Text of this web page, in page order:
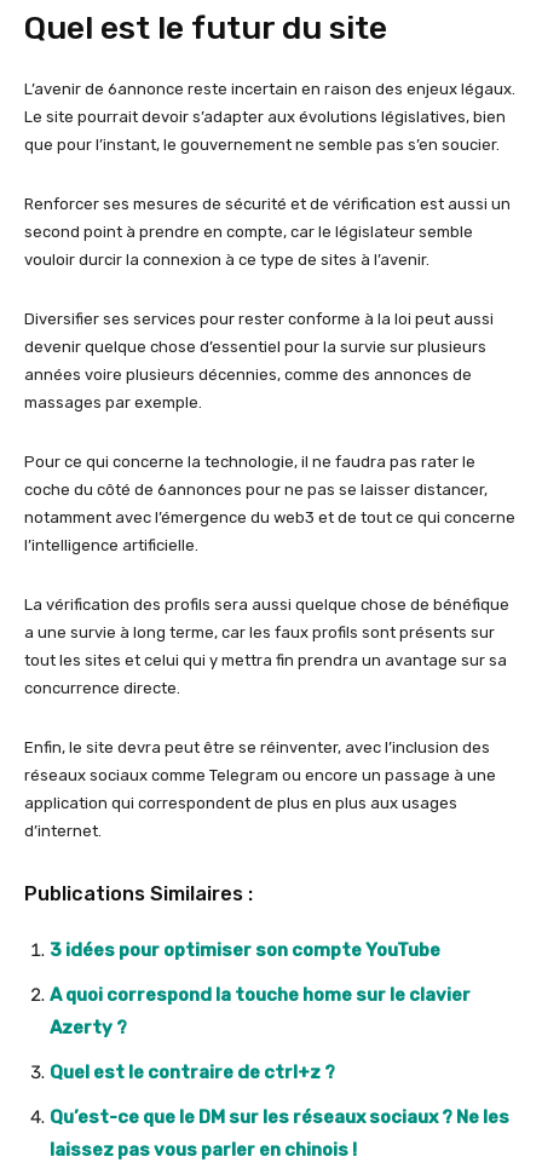
Quel est le futur du site
L’avenir de 6annonce reste incertain en raison des enjeux légaux.
Le site pourrait devoir s’adapter aux évolutions législatives, bien
que pour l’instant, le gouvernement ne semble pas s’en soucier.
Renforcer ses mesures de sécurité et de vérification est aussi un
second point à prendre en compte, car le législateur semble
vouloir durcir la connexion à ce type de sites à l’avenir.
Diversifier ses services pour rester conforme à la loi peut aussi
devenir quelque chose d’essentiel pour la survie sur plusieurs
années voire plusieurs décennies, comme des annonces de
massages par exemple.
Pour ce qui concerne la technologie, il ne faudra pas rater le
coche du côté de 6annonces pour ne pas se laisser distancer,
notamment avec l’émergence du web3 et de tout ce qui concerne
l’intelligence artificielle.
La vérification des profils sera aussi quelque chose de bénéfique
a une survie à long terme, car les faux profils sont présents sur
tout les sites et celui qui y mettra fin prendra un avantage sur sa
concurrence directe.
Enfin, le site devra peut être se réinventer, avec l’inclusion des
réseaux sociaux comme Telegram ou encore un passage à une
application qui correspondent de plus en plus aux usages
d’internet.
Publications Similaires :
3 idées pour optimiser son compte YouTube
A quoi correspond la touche home sur le clavier
Azerty ?
Quel est le contraire de ctrl+z ?
Qu’est-ce que le DM sur les réseaux sociaux ? Ne les
laissez pas vous parler en chinois !